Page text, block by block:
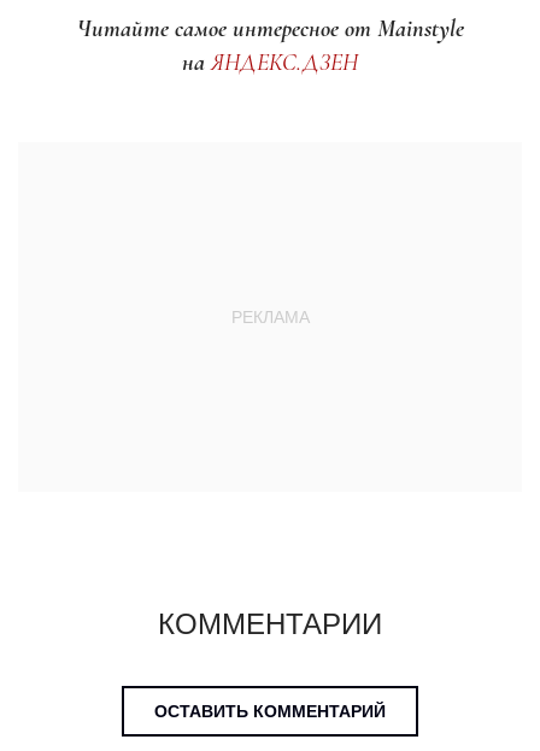
Читайте самое интересное от Mainstyle
наЯНДЕКС.ДЗЕН
КОММЕНТАРИИ
ОСТАВИТЬ КОММЕНТАРИЙ